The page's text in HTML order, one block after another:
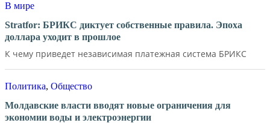
В мире
Stratfor: БРИКС диктует собственные правила. Эпоха
доллара уходит в прошлое
К чему приведет независимая платежная система БРИКС
Политика, Общество
Молдавские власти вводят новые ограничения для
экономии воды и электроэнергии